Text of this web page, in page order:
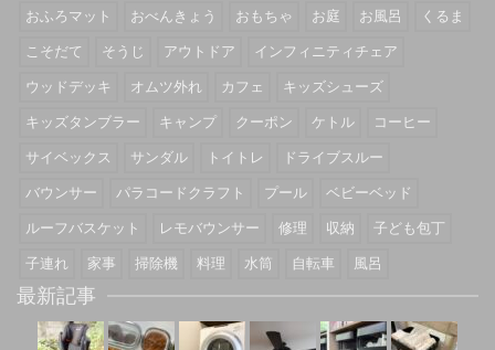
おふろマット
おべんきょう おもちゃ お庭 お風呂
くるま
こそだて
そうじ アウトドア
インフィニティチェア
ウッドデッキ
オムツ外れ カフェ
キッズシューズ
キッズタンブラー
キャンプ クーポン ケトル
コーヒー
サイベックス
サンダル トイトレ
ドライブスルー
バウンサー
パラコードクラフト プール
ベビーベッド
ルーフバスケット
レモバウンサー 修理 収納
子ども包丁
子連れ
家事 掃除機 料理 水筒 自転車 風呂
最新記事